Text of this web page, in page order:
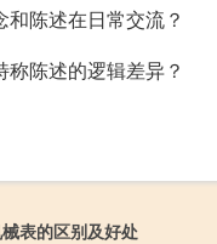
和陈述在日常交流？
称陈述的逻辑差异？
表的区别及好处